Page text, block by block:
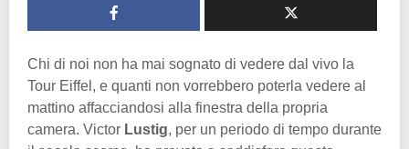
Chi di noi non ha mai sognato di vedere dal vivo la
Tour Eiffel, e quanti non vorrebbero poterla vedere al
mattino affacciandosi alla finestra della propria
camera. Victor Lustig, per un periodo di tempo durante